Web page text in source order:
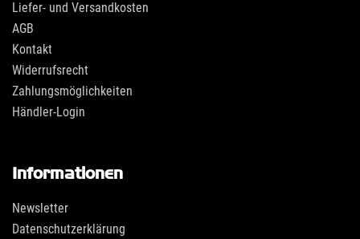
Liefer- und Versandkosten
AGB
Kontakt
Widerrufsrecht
Zahlungsmöglichkeiten
Händler-Login
Informationen
Newsletter
Datenschutzerklärung